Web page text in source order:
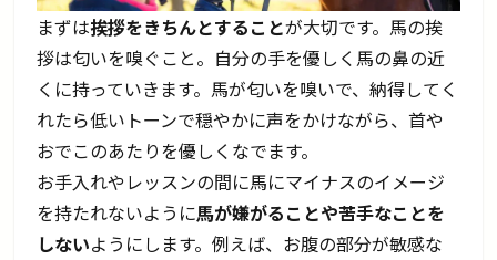
まずは挨拶をきちんとすることが大切です。馬の挨
拶は匂いを嗅ぐこと。自分の手を優しく馬の鼻の近
くに持っていきます。馬が匂いを嗅いで、納得してく
れたら低いトーンで穏やかに声をかけながら、首や
おでこのあたりを優しくなでます。
お手入れやレッスンの間に馬にマイナスのイメージ
を持たれないように馬が嫌がることや苦手なことを
しないようにします。例えば、お腹の部分が敏感な